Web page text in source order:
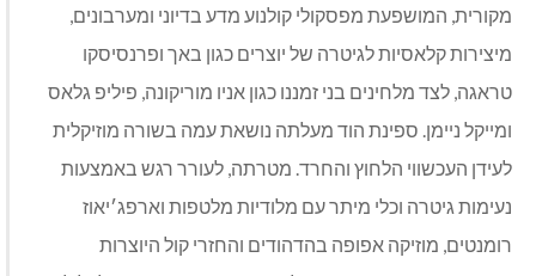
מקורית, המושפעת מפסקולי קולנוע מדע בדיוני ומערבונים,
מיצירות קלאסיות לגיטרה של יוצרים כגון באך ופרנסיסקו
טראגה, לצד מלחינים בני זמננו כגון אניו מוריקונה, פיליפ גלאס
ומייקל ניימן. ספינת הוד מעלתה נושאת עמה בשורה מוזיקלית
לעידן העכשווי הלחוץ והחרד. מטרתה, לעורר רגש באמצעות
נעימות גיטרה וכלי מיתר עם מלודיות מלטפות וארפג׳יאוז
רומנטים, מוזיקה אפופה בהדהודים והחזרי קול היוצרות